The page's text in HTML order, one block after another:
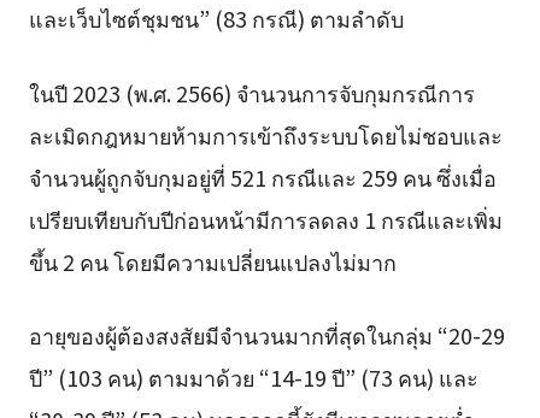
และเว็บไซต์ชุมชน” (83 กรณี) ตามลำดับ
ในปี 2023 (พ.ศ. 2566) จำนวนการจับกุมกรณีการ
ละเมิดกฎหมายห้ามการเข้าถึงระบบโดยไม่ชอบและ
จำนวนผู้ถูกจับกุมอยู่ที่ 521 กรณีและ 259 คน ซึ่งเมื่อ
เปรียบเทียบกับปีก่อนหน้ามีการลดลง 1 กรณีและเพิ่ม
ขึ้น 2 คน โดยมีความเปลี่ยนแปลงไม่มาก
อายุของผู้ต้องสงสัยมีจำนวนมากที่สุดในกลุ่ม “20-29
ปี” (103 คน) ตามมาด้วย “14-19 ปี” (73 คน) และ